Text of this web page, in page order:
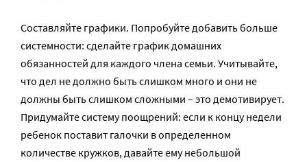
Составляйте графики. Попробуйте добавить больше
системности: сделайте график домашних
обязанностей для каждого члена семьи. Учитывайте,
что дел не должно быть слишком много и они не
должны быть слишком сложными – это демотивирует.
Придумайте систему поощрений: если к концу недели
ребенок поставит галочки в определенном
количестве кружков, давайте ему небольшой